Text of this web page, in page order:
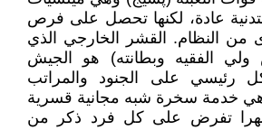
عادة، لكنها تحصل على فرص
من النظام. القشر الخارجي الذي
الفقيه وبطانته) هو الجيش
رئيسي على الجنود والمراتب
خدمة سخرة شبه مجانية قسرية
11 إلى 18 شهرا تفرض على كل فرد ذكر من